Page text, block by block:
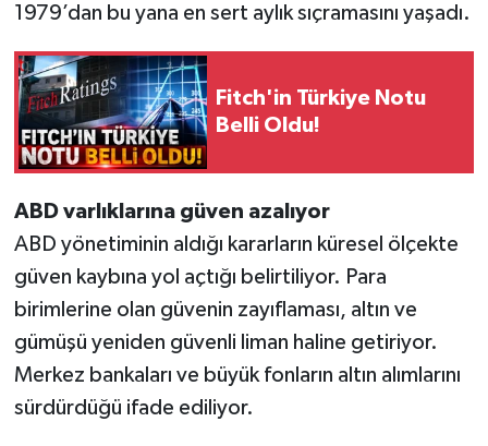
1979’dan bu yana en sert aylık sıçramasını yaşadı.
Fitch'in Türkiye Notu
Belli Oldu!
ABD varlıklarına güven azalıyor
ABD yönetiminin aldığı kararların küresel ölçekte
güven kaybına yol açtığı belirtiliyor. Para
birimlerine olan güvenin zayıflaması, altın ve
gümüşü yeniden güvenli liman haline getiriyor.
Merkez bankaları ve büyük fonların altın alımlarını
sürdürdüğü ifade ediliyor.